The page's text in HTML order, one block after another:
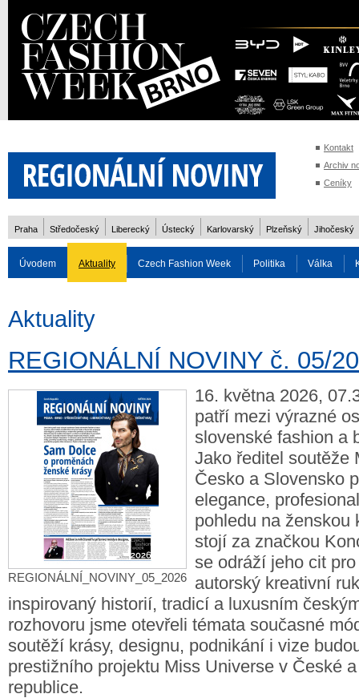
Kontakt
Archiv
Ceníky
Praha Středočeský Liberecký Ústecký Karlovarský Plzeňský Jihočeský
Úvodem Aktuality Czech Fashion Week Politika Válka
Aktuality
REGIONÁLNÍ NOVINY č. 05/
REGIONÁLNÍ_NOVINY_05_2026
16. května 2026,
patří mezi výrazné
slovenské fashion a
Jako ředitel soutěže
Česko a Slovensko
elegance,
pohledu na ženskou
stojí za značkou
se odráží jeho cit
autorský kreativní
inspirovaný historií, tradicí a luxusním
rozhovoru jsme otevřeli témata současné
soutěží krásy, designu, podnikání i vize
prestižního projektu Miss Universe v České
republice.